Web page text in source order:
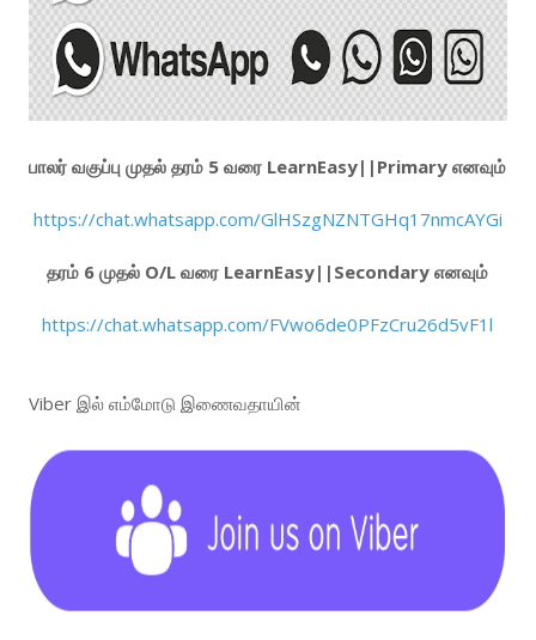
பாலர் வகுப்பு முதல் தரம் 5 வரை LearnEasy||Primary எனவும்
https://chat.whatsapp.com/GlHSzgNZNTGHq17nmcAYGi
தரம் 6 முதல் O/L வரை LearnEasy||Secondary எனவும்
https://chat.whatsapp.com/FVwo6de0PFzCru26d5vF1l
Viber இல் எம்மோடு இணைவதாயின்